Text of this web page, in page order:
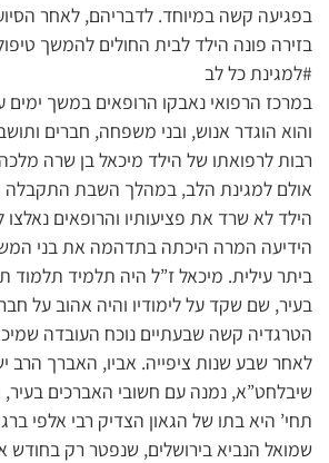
בפגיעה קשה במיוחד. לדבריהם, לאחר
בזירה פונה הילד לבית החולים להמשך
#למגינת כל לב
במרכז הרפואי נאבקו הרופאים במשך ימים
והוא הוגדר אנוש, ובני משפחה, חברים
רבות לרפואתו של הילד מיכאל בן שרה
אולם למגינת הלב, במהלך השבת התקבלה
הילד לא שרד את פציעותיו והרופאים
הידיעה המרה היכתה בתדהמה את בני
ביתר עילית. מיכאל ז”ל היה תלמיד תלמוד
בעיר, שם שקד על לימודיו והיה אהוב על
הטרגדיה קשה שבעתיים נוכח העובדה
לאחר שבע שנות ציפייה. אביו, האברך הרב
שיבלחט”א, נמנה עם חשובי האברכים
תחי’ היא בתו של הגאון הצדיק רבי אלפי
שמואל הנביא בירושלים, שנפטר רק בחודש